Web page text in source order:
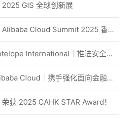
GIS 全球创新展
eSign.AI 出席 Alibaba Cloud Summit 2025 香港站，共同探讨 AI 驱动的云创新与数字信任未来
eSign.AI × Antelope International｜推进安全且由 AI 驱动的数字化工作流
eSign.AI × Alibaba Cloud｜携手强化面向金融科技的全球数字信任
获 2025 CAHK STAR Award！